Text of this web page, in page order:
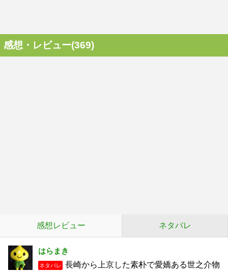
感想・レビュー(369)
感想レビュー ネタバレ
はらまき
ネタバレ
長崎から上京した素朴で愛嬌ある世之介物